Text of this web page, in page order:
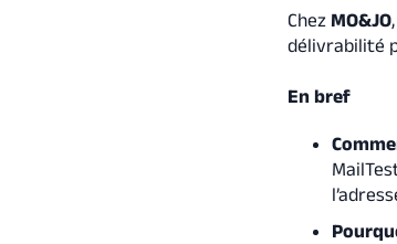
Chez MO&JO,
délivrabilité
En bref